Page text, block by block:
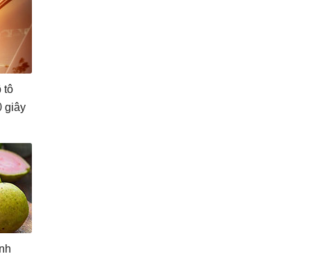
tô
giây